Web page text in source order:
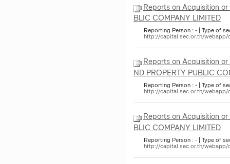
Reports on Acquisition
BLIC COMPANY LIMITED
Reporting Person : - | Type of
http://capital.sec.or.th/
Reports on Acquisition
ND PROPERTY PUBLIC
Reporting Person : - | Type of
http://capital.sec.or.th/
Reports on Acquisition
BLIC COMPANY LIMITED
Reporting Person : - | Type of
http://capital.sec.or.th/